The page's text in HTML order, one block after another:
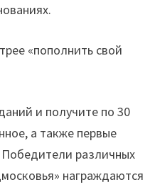
«пополнить свой
и получите по 30
а также первые
различных
награждаются